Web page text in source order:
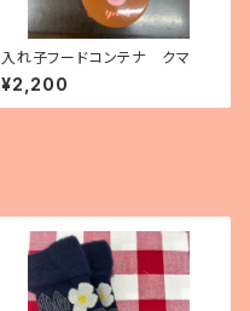
入れ子フードコンテナ クマ
¥2,200